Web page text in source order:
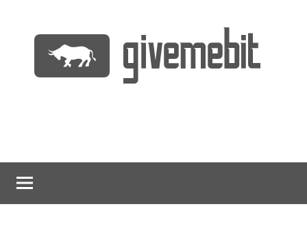
содержимому